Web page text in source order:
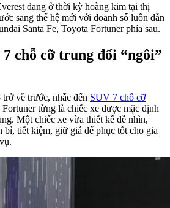
đang ở thời kỳ hoàng kim tại thị
sang thế hệ mới với doanh số luôn dẫn
Santa Fe, Toyota Fortuner phía sau.
chỗ cỡ trung đổi “ngôi”
về trước, nhắc đến SUV 7 chỗ cỡ
Fortuner từng là chiếc xe được mặc định
Một chiếc xe vừa thiết kế dễ nhìn,
bỉ, tiết kiệm, giữ giá để phục tốt cho gia